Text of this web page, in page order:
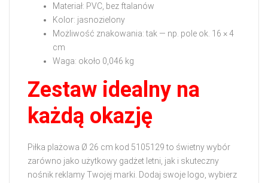
Materiał: PVC, bez ftalanów
Kolor: jasnozielony
Możliwość znakowania: tak — np. pole ok. 16 × 4
cm
Waga: około 0,046 kg
Zestaw idealny na
każdą okazję
Piłka plażowa Ø 26 cm kod 5105129 to świetny wybór
zarówno jako użytkowy gadżet letni, jak i skuteczny
nośnik reklamy Twojej marki. Dodaj swoje logo, wybierz